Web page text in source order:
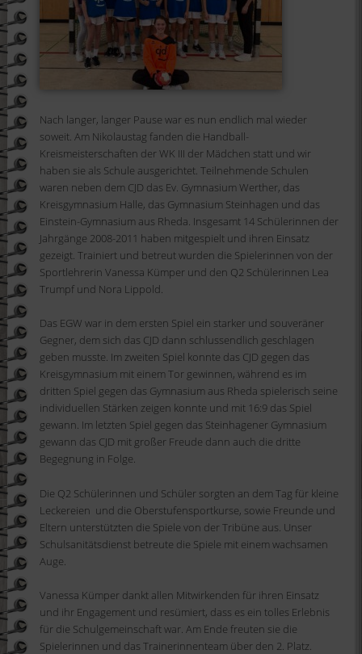
Nach langer, langer Pause war es nun endlich mal wieder
soweit. Am Nikolaustag fanden die Handball-
Kreismeisterschaften der WK III der Mädchen statt und wir
haben sie als Schule ausgerichtet. Teilnehmende Schulen
waren neben dem CJD das Ev. Gymnasium Werther, das
Kreisgymnasium Halle, das Gymnasium Steinhagen und das
Einstein-Gymnasium aus Rheda. Insgesamt 14 Schülerinnen der
Jahrgänge 2008-2011 haben mitgespielt und ihren Einsatz
gezeigt. Trainiert und betreut wurden die Spielerinnen von der
Sportlehrerin Vanessa Kümper und den Q2 Schülerinnen Lea
Trumpf und Nora Lippold.
Das EGW war in dem ersten Spiel ein starker und souveräner
Gegner, dem sich das CJD dann schlussendlich geschlagen
geben musste. Im zweiten Spiel konnte das CJD gegen das
Kreisgymnasium mit einem Tor gewinnen, während es im
dritten Spiel gegen das Gymnasium aus Rheda spielerisch seine
individuellen Stärken zeigen konnte und mit 16:9 das Spiel
gewann. Im letzten Spiel gegen das Steinhagener Gymnasium
gewann das CJD mit großer Freude dann auch die dritte
Begegnung in Folge.
Die Q2 Schülerinnen und Schüler sorgten an dem Tag für kleine
Leckereien und die Oberstufensportkurse, sowie Freunde und
Eltern unterstützten die Spiele von der Tribüne aus. Unser
Schulsanitätsdienst betreute die Spiele mit einem wachsamen
Auge.
Vanessa Kümper dankt allen Mitwirkenden für ihren Einsatz
und ihr Engagement und resümiert, dass es ein tolles Erlebnis
für die Schulgemeinschaft war. Am Ende freuten sie die
Spielerinnen und das Trainerinnenteam über den 2. Platz.